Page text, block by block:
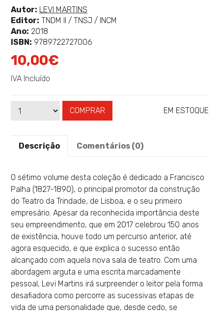
classificação
Autor: Ver
mais
sobre
LEVI MARTINS
Editor: TNDM II / TNSJ / INCM
Ano: 2018
ISBN: 9789722727006
10,00€
IVA Incluído
Qtd COMPRAR
Disponibilidade: EM ESTOQUE
Descrição Comentários (0)
O sétimo volume desta coleção é dedicado a Francisco
Palha (1827-1890), o principal promotor da construção
do Teatro da Trindade, de Lisboa, e o seu primeiro
empresário. Apesar da reconhecida importância deste
seu empreendimento, que em 2017 celebrou 150 anos
de existência, houve todo um percurso anterior, até
agora esquecido, e que explica o sucesso então
alcançado com aquela nova sala de teatro. Com uma
abordagem arguta e uma escrita marcadamente
pessoal, Levi Martins irá surpreender o leitor pela forma
desafiadora como percorre as sucessivas etapas de
vida de uma personalidade que, desde cedo, se